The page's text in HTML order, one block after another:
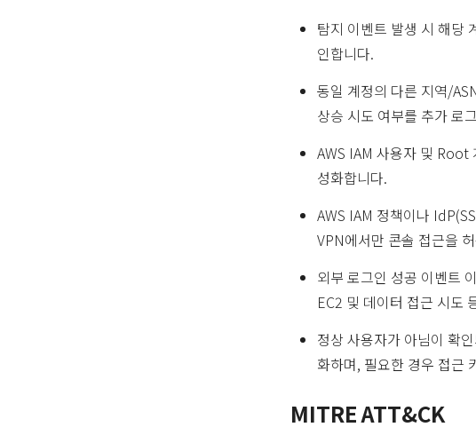
탐지 이벤트 발생 시 해당
인합니다.
동일 계정의 다른 지역/
상승 시도 여부를 추가 로
AWS IAM 사용자 및 Root
성화합니다.
AWS IAM 정책이나
VPN에서만 콘솔 접근을
외부 로그인 성공 이벤트
EC2 및 데이터 접근 시도
정상 사용자가 아님이 확
화하며, 필요한 경우 접근
MITRE ATT&CK